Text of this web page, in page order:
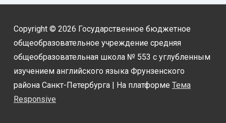
Copyright © 2026 Государственное бюджетное
общеобразовательное учреждение средняя
общеобразовательная школа № 553 с углубленным
изучением английского языка Фрунзенского
района Санкт-Петербурга
| На платформе Тема
Responsive